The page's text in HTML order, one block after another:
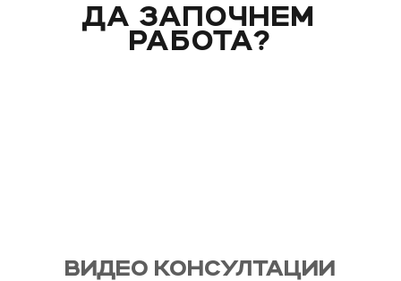
ДА ЗАПОЧНЕМ
РАБОТА?
ВИДЕО КОНСУЛТАЦИИ